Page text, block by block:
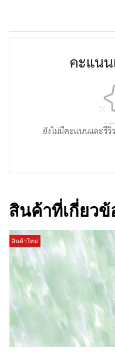
คะแน
ยังไม่มีคะแนนและรี
สินค้าที่เกี่ยวข้
สินค้าใหม่